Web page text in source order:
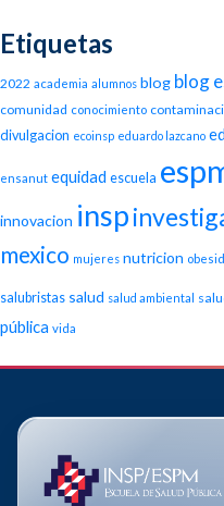
Etiquetas
2022 academia alumnos blog blog
comunidad conocimiento
divulgacion ecoinsp eduardo lazcano
ensanut equidad escuela
innovacion insp
mexico mujeres nutricion
salubristas salud salud ambiental
pública vida